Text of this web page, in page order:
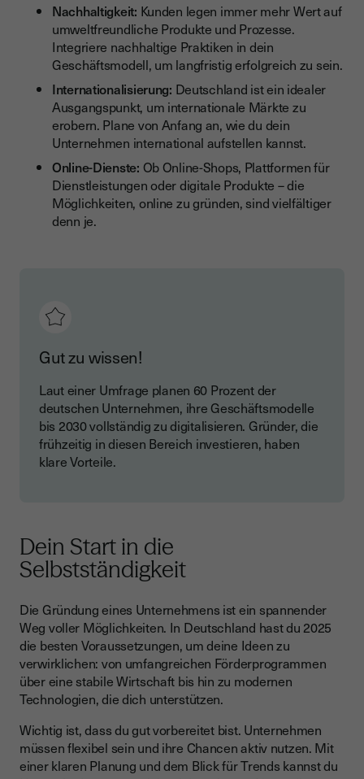
Nachhaltigkeit: Kunden legen immer mehr Wert auf
umweltfreundliche Produkte und Prozesse.
Integriere nachhaltige Praktiken in dein
Geschäftsmodell, um langfristig erfolgreich zu sein.
Internationalisierung: Deutschland ist ein idealer
Ausgangspunkt, um internationale Märkte zu
erobern. Plane von Anfang an, wie du dein
Unternehmen international aufstellen kannst.
Online-Dienste: Ob Online-Shops, Plattformen für
Dienstleistungen oder digitale Produkte – die
Möglichkeiten, online zu gründen, sind vielfältiger
denn je.
Gut zu wissen!
Laut einer Umfrage planen 60 Prozent der
deutschen Unternehmen, ihre Geschäftsmodelle
bis 2030 vollständig zu digitalisieren. Gründer, die
frühzeitig in diesen Bereich investieren, haben
klare Vorteile.
Dein Start in die
Selbstständigkeit
Die Gründung eines Unternehmens ist ein spannender
Weg voller Möglichkeiten. In Deutschland hast du 2025
die besten Voraussetzungen, um deine Ideen zu
verwirklichen: von umfangreichen Förderprogrammen
über eine stabile Wirtschaft bis hin zu modernen
Technologien, die dich unterstützen.
Wichtig ist, dass du gut vorbereitet bist. Unternehmen
müssen flexibel sein und ihre Chancen aktiv nutzen. Mit
einer klaren Planung und dem Blick für Trends kannst du